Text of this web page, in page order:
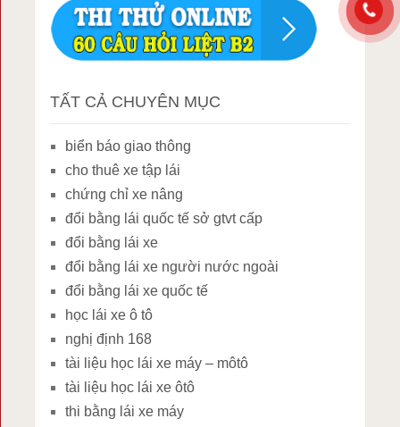
TẤT CẢ CHUYÊN MỤC
biển báo giao thông
cho thuê xe tập lái
chứng chỉ xe nâng
đổi bằng lái quốc tế sở gtvt cấp
đổi bằng lái xe
đổi bằng lái xe người nước ngoài
đổi bằng lái xe quốc tế
học lái xe ô tô
nghị định 168
tài liệu học lái xe máy – môtô
tài liệu học lái xe ôtô
thi bằng lái xe máy